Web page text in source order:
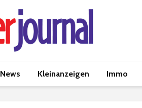
News Kleinanzeigen Immo